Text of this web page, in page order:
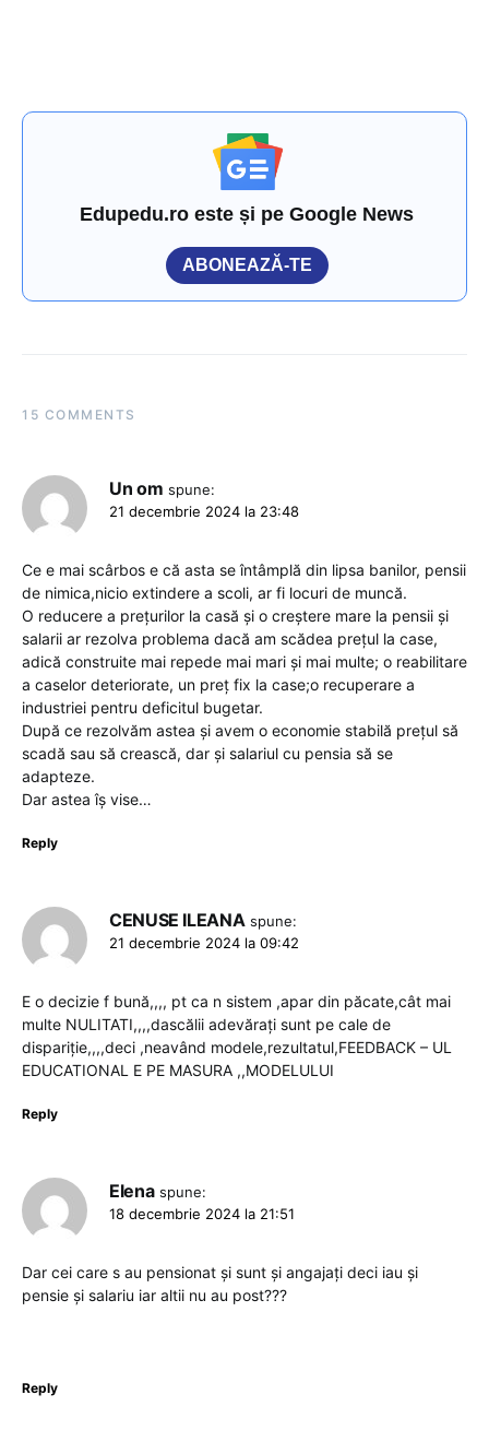
Edupedu.ro este și pe Google News
ABONEAZĂ-TE
15 COMMENTS
Un om spune:
21 decembrie 2024 la 23:48
Ce e mai scârbos e că asta se întâmplă din lipsa banilor, pensii
de nimica,nicio extindere a scoli, ar fi locuri de muncă.
O reducere a prețurilor la casă și o creștere mare la pensii și
salarii ar rezolva problema dacă am scădea prețul la case,
adică construite mai repede mai mari și mai multe; o reabilitare
a caselor deteriorate, un preț fix la case;o recuperare a
industriei pentru deficitul bugetar.
După ce rezolvăm astea și avem o economie stabilă prețul să
scadă sau să crească, dar și salariul cu pensia să se
adapteze.
Dar astea îș vise…
Reply
CENUSE ILEANA spune:
21 decembrie 2024 la 09:42
E o decizie f bună,,,, pt ca n sistem ,apar din păcate,cât mai
multe NULITATI,,,,dascălii adevărați sunt pe cale de
dispariție,,,,deci ,neavând modele,rezultatul,FEEDBACK – UL
EDUCATIONAL E PE MASURA ,,MODELULUI
Reply
Elena spune:
18 decembrie 2024 la 21:51
Dar cei care s au pensionat și sunt și angajați deci iau și
pensie și salariu iar altii nu au post???
Reply